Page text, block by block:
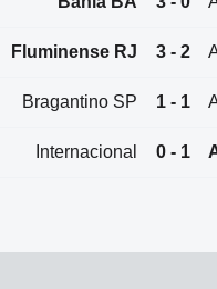
Fluminense RJ 3 - 2
Bragantino SP 1 - 1
Internacional 0 - 1